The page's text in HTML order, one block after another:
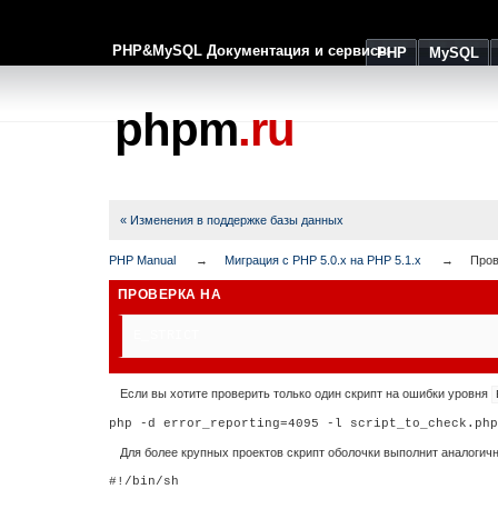
PHP&MySQL Документация и сервисыPHP MySQL
phpm.ru
« Изменения в поддержке базы данных
PHP Manual Миграция с PHP 5.0.x на PHP 5.1.x
ПРОВЕРКА НА
Если вы хотите проверить только один скрипт на ошибки уровня
php -d error_reporting=4095 -l script_to_check.php
Для более крупных проектов скрипт оболочки выполнит
#!/bin/sh